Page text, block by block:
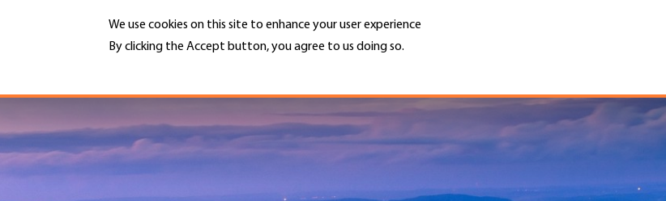
We use cookies on this site to enhance your user experience
By clicking the Accept button, you agree to us doing so.
Hauptnavigation
DIENSTLEISTUNGEN
MENU
Top
Menu